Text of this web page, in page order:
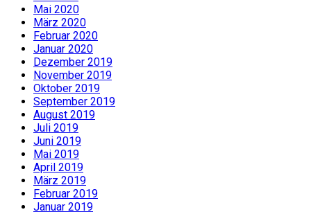
Mai 2020
März 2020
Februar 2020
Januar 2020
Dezember 2019
November 2019
Oktober 2019
September 2019
August 2019
Juli 2019
Juni 2019
Mai 2019
April 2019
März 2019
Februar 2019
Januar 2019